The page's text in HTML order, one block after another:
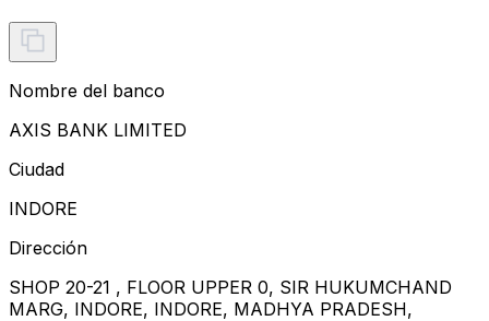
Nombre del banco
AXIS BANK LIMITED
Ciudad
INDORE
Dirección
SHOP 20-21 , FLOOR UPPER 0, SIR HUKUMCHAND
MARG, INDORE, INDORE, MADHYA PRADESH,